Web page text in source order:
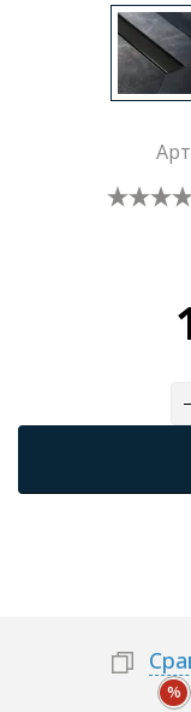
Зеркала
Душевые
Душевые
%